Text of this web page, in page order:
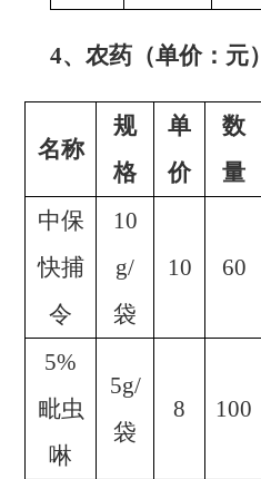
4、农药（单价：元）
名称
规
格
单
价
数
量
中保
快捕
令
10
g/
袋
10 60
5%
毗虫
啉
5g/
袋
8 100